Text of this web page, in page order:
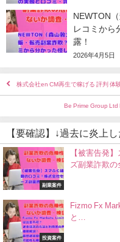
NEWTON
レコミから
露！
2026年4月5日
株式会社en CM再生で稼げる 評判 体
Be Prime Group Ltd
【要確認】↓過去に炎上
副業案件
【被害告発
ズ副業詐欺の
投資案件
Fizmo Fx
と…